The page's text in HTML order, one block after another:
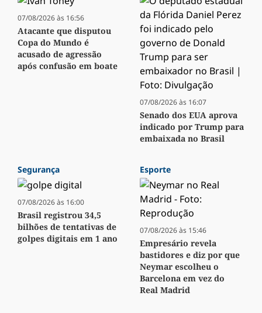
07/08/2026 às 16:56
Atacante que disputou
Copa do Mundo é
acusado de agressão
após confusão em boate
07/08/2026 às 16:07
Senado dos EUA aprova
indicado por Trump para
embaixada no Brasil
Segurança
07/08/2026 às 16:00
Brasil registrou 34,5
bilhões de tentativas de
golpes digitais em 1 ano
Esporte
07/08/2026 às 15:46
Empresário revela
bastidores e diz por que
Neymar escolheu o
Barcelona em vez do
Real Madrid